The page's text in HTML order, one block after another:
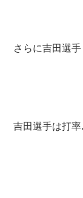
さらに吉田選
吉田選手は打率